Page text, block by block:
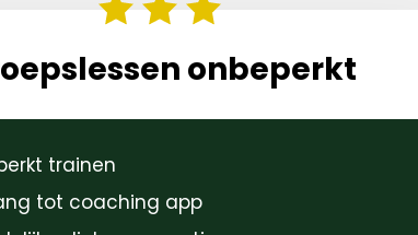
onbeperkt
trainen
tot coaching app